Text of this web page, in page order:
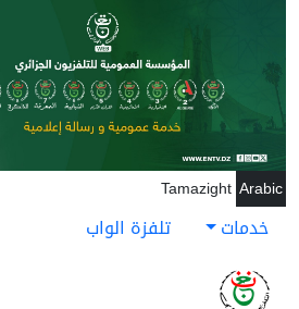
تجاوز إلى المحتوى الرئيسي
Arabic
Tamazight
خدمات تلفزة الواب